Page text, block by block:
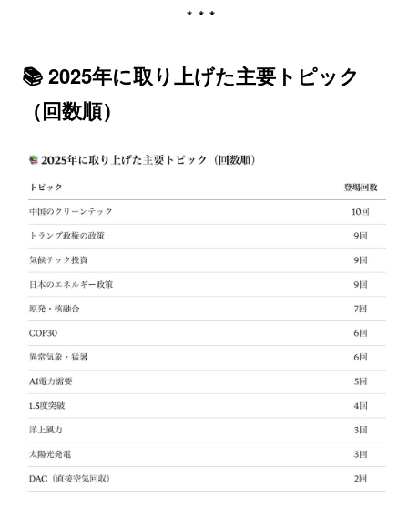
***
📚 2025年に取り上げた主要トピック
（回数順）